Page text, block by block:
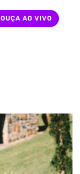
OUÇA AO VIVO